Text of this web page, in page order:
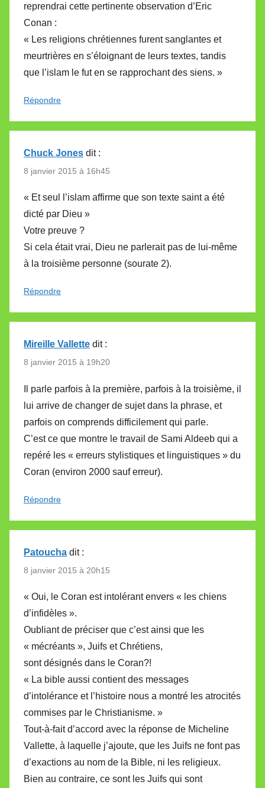
reprendrai cette pertinente observation d’Eric
Conan :
« Les religions chrétiennes furent sanglantes et
meurtrières en s’éloignant de leurs textes, tandis
que l’islam le fut en se rapprochant des siens. »
Répondre
Chuck Jones dit :
8 janvier 2015 à 16h45
« Et seul l’islam affirme que son texte saint a été
dicté par Dieu »
Votre preuve ?
Si cela était vrai, Dieu ne parlerait pas de lui-même
à la troisième personne (sourate 2).
Répondre
Mireille Vallette dit :
8 janvier 2015 à 19h20
Il parle parfois à la première, parfois à la troisième, il
lui arrive de changer de sujet dans la phrase, et
parfois on comprends difficilement qui parle.
C’est ce que montre le travail de Sami Aldeeb qui a
repéré les « erreurs stylistiques et linguistiques » du
Coran (environ 2000 sauf erreur).
Répondre
Patoucha dit :
8 janvier 2015 à 20h15
« Oui, le Coran est intolérant envers « les chiens
d’infidèles ».
Oubliant de préciser que c’est ainsi que les
« mécréants », Juifs et Chrétiens,
sont désignés dans le Coran?!
« La bible aussi contient des messages
d’intolérance et l’histoire nous a montré les atrocités
commises par le Christianisme. »
Tout-à-fait d’accord avec la réponse de Micheline
Vallette, à laquelle j’ajoute, que les Juifs ne font pas
d’exactions au nom de la Bible, ni les religieux.
Bien au contraire, ce sont les Juifs qui sont